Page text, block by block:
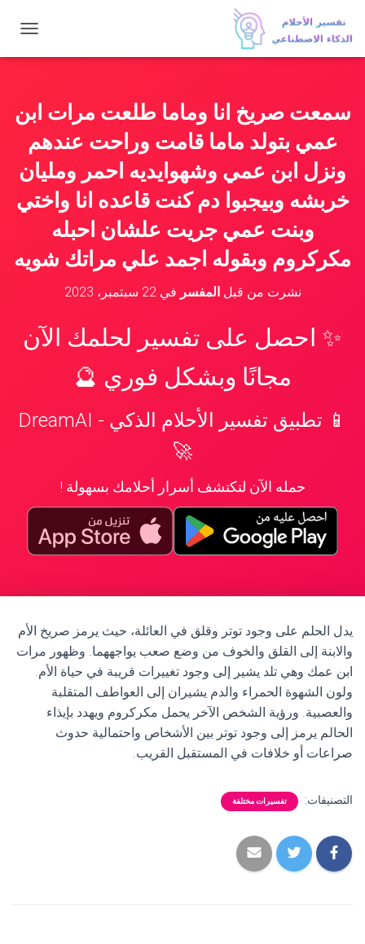
ب
ا
ت
ق
سمعت صريخ انا وماما طلعت مرات ابن
عمي بتولد ماما قامت وراحت عندهم
ونزل ابن عمي وشهوايديه احمر ومليان
خربشه وبيجبوا دم كنت قاعده انا واختي
وبنت عمي جريت علشان احبله
مكركروم وبقوله اجمد علي مراتك شويه
نشرت من قبلالمفسر في22 سبتمبر، 2023
✨ احصل على تفسير لحلمك الآن
مجانًا وبشكل فوري 🔮
📱 تطبيق تفسير الأحلام الذكي - DreamAI
🚀
حمله الآن لتكتشف أسرار أحلامك بسهولة !
يدل الحلم على وجود توتر وقلق في العائلة، حيث يرمز صريخ الأم
والابنة إلى القلق والخوف من وضع صعب يواجههما. وظهور مرات
ابن عمك وهي تلد يشير إلى وجود تغييرات قريبة في حياة الأم.
ولون الشهوة الحمراء والدم يشيران إلى العواطف المتقلبة
والعصبية. ورؤية الشخص الآخر يحمل مكركروم ويهدد بإيذاء
الحالم يرمز إلى وجود توتر بين الأشخاص واحتمالية حدوث
صراعات أو خلافات في المستقبل القريب.
التصنيفات: تفسيرات مختلفة